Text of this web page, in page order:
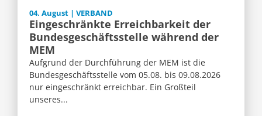
04. August | VERBAND
Eingeschränkte Erreichbarkeit der
Bundesgeschäftsstelle während der
MEM
Aufgrund der Durchführung der MEM ist die
Bundesgeschäftsstelle vom 05.08. bis 09.08.2026
nur eingeschränkt erreichbar. Ein Großteil
unseres...